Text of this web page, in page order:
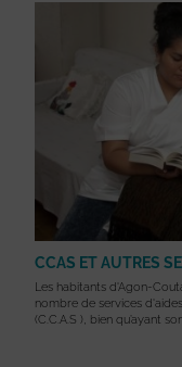
CCAS ET AUTRES
Les habitants d'Agon-
nombre de services
(C.C.A.S ), bien qu’ayant